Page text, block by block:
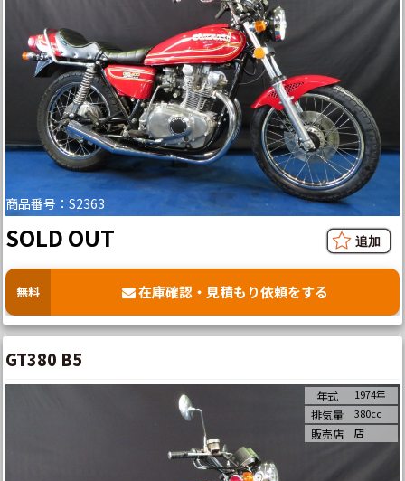
商品番号：S2363
SOLD OUT
無料 在庫確認・見積もり依頼をする
GT380 B5
年式 1974年
排気量 380cc
販売店 店